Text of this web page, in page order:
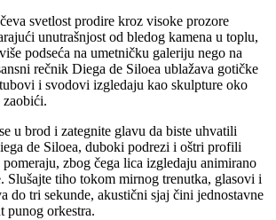
svetlost prodire kroz visoke prozore
unutrašnjost od bledog kamena u toplu,
podseća na umetničku galeriju nego na
rečnik Diega de Siloea ublažava gotičke
i svodovi izgledaju kao skulpture oko
u brod i zategnite glavu da biste uhvatili
de Siloea, duboki podrezi i oštri profili
pomeraju, zbog čega lica izgledaju animirano
Slušajte tiho tokom mirnog trenutka, glasovi i
do tri sekunde, akustični sjaj čini jednostavne
punog orkestra.